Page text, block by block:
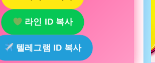
라인 ID 복사
텔레그램 ID 복사